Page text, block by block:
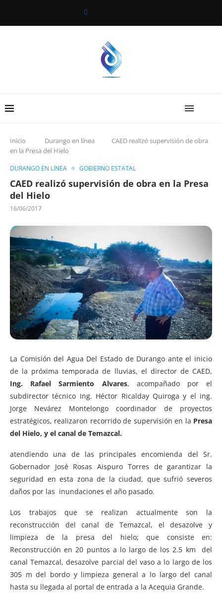
Inicio Durango en línea
CAED realizó supervisión de obra
en la Presa del Hielo
DURANGO EN LÍNEA GOBIERNO ESTATAL
CAED realizó supervisión de obra en la Presa
del Hielo
16/06/2017
La Comisión del Agua Del Estado de Durango ante el inicio
de la próxima temporada de lluvias, el director de CAED,
Ing. Rafael Sarmiento Alvares, acompañado por el
subdirector técnico Ing. Héctor Ricalday Quiroga y el ing.
Jorge Nevárez Montelongo coordinador de proyectos
estratégicos, realizaron recorrido de supervisión en la Presa
del Hielo, y el canal de Temazcal.
atendiendo una de las principales encomienda del Sr.
Gobernador José Rosas Aispuro Torres de garantizar la
seguridad en esta zona de la ciudad, que sufrió severos
daños por las inundaciones el año pasado.
Los trabajos que se realizan actualmente son la
reconstrucción del canal de Temazcal, el desazolve y
limpieza de la presa del hielo; que consiste en:
Reconstrucción en 20 puntos a lo largo de los 2.5 km del
canal Temazcal, desazolve parcial del vaso a lo largo de los
305 m del bordo y limpieza general a lo largo del canal
hasta su llegada al portal de entrada a la Acequia Grande.